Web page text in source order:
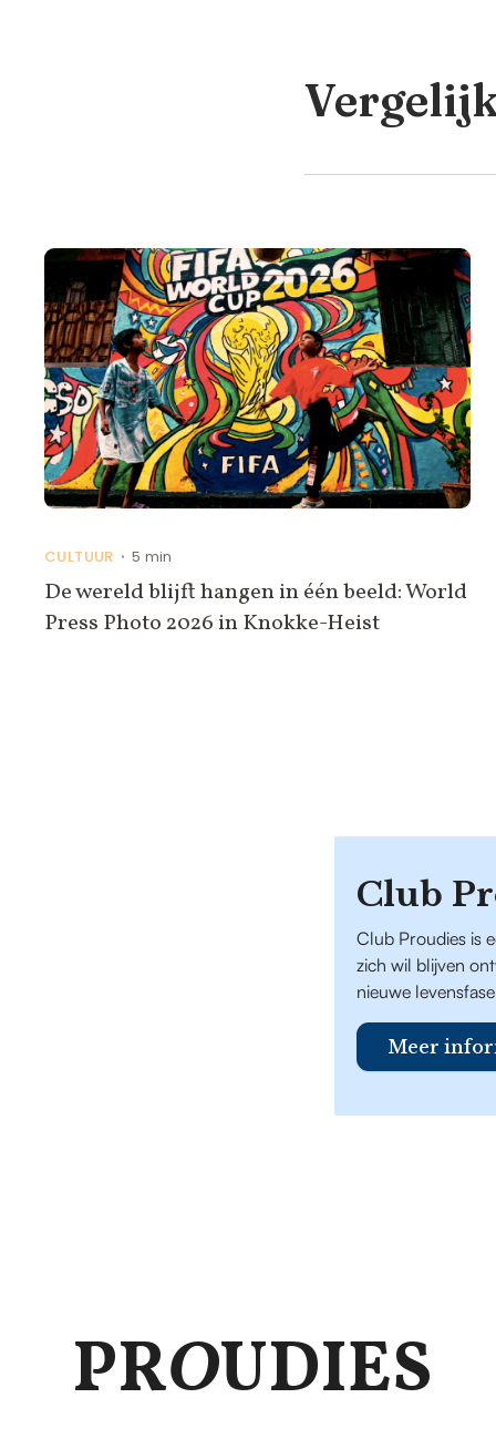
CULTUUR • 5 min
De wereld blijft hangen in één beeld: World
Press Photo 2026 in Knokke-Heist
Club
Club Proudies is
zich wil blijven
nieuwe
Meer
PROUDIES